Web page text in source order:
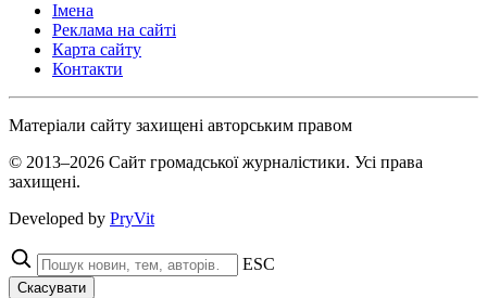
Імена
Реклама на сайті
Карта сайту
Контакти
Матеріали сайту захищені авторським правом
© 2013–2026 Сайт громадської журналістики. Усі права
захищені.
Developed by PryVit
ESC
Скасувати